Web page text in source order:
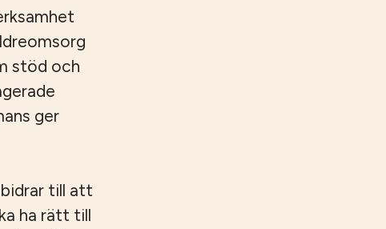
stöd och
ger
till att
ha rätt till